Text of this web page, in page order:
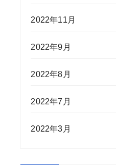
2022年11月
2022年9月
2022年8月
2022年7月
2022年3月